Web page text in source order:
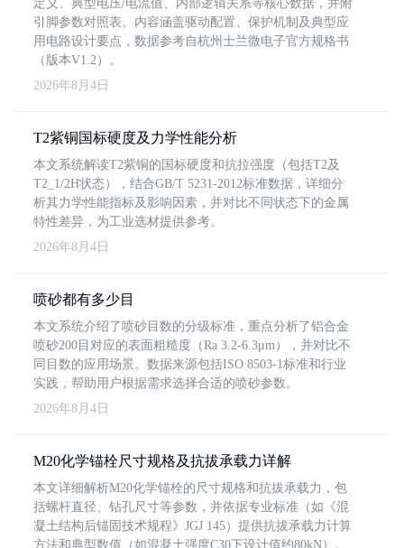
定义、典型电压/电流值、内部逻辑关系等核心数据，并附
引脚参数对照表。内容涵盖驱动配置、保护机制及典型应
用电路设计要点，数据参考自杭州士兰微电子官方规格书
（版本V1.2）。
2026年8月4日
T2紫铜国标硬度及力学性能分析
本文系统解读T2紫铜的国标硬度和抗拉强度（包括T2及
T2_1/2H状态），结合GB/T 5231-2012标准数据，详细分
析其力学性能指标及影响因素，并对比不同状态下的金属
特性差异，为工业选材提供参考。
2026年8月4日
喷砂都有多少目
本文系统介绍了喷砂目数的分级标准，重点分析了铝合金
喷砂200目对应的表面粗糙度（Ra 3.2-6.3μm），并对比不
同目数的应用场景。数据来源包括ISO 8503-1标准和行业
实践，帮助用户根据需求选择合适的喷砂参数。
2026年8月4日
M20化学锚栓尺寸规格及抗拔承载力详解
本文详细解析M20化学锚栓的尺寸规格和抗拔承载力，包
括螺杆直径、钻孔尺寸等参数，并依据专业标准（如《混
凝土结构后锚固技术规程》JGJ 145）提供抗拔承载力计算
方法和典型数值（如混凝土强度C30下设计值约80kN）。